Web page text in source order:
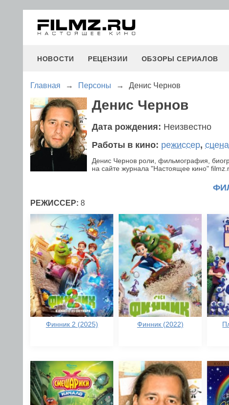
НОВОСТИ РЕЦЕНЗИИ ОБЗОРЫ СЕРИАЛОВ
Главная → Персоны → Денис Чернов
Денис Чернов
Дата рождения: Неизвестно
Работы в кино: режиссер,
Денис Чернов роли, фильмография,
на сайте журнала "Настоящее кино"
РЕЖИССЕР: 8
Финник 2 (2025) Финник (2022)